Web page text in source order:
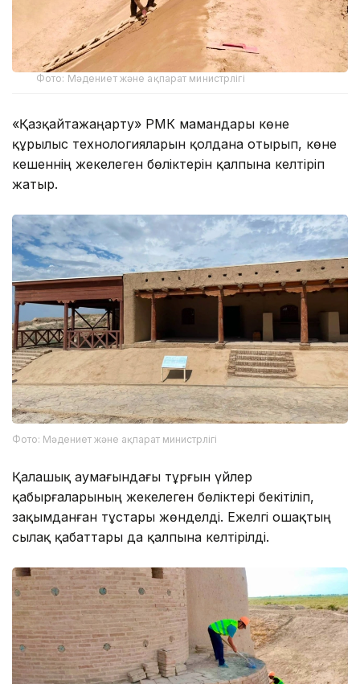
Фото: Мәдениет және ақпарат министрлігі
«Қазқайтажаңарту» РМК мамандары көне
құрылыс технологияларын қолдана отырып, көне
кешеннің жекелеген бөліктерін қалпына келтіріп
жатыр.
Фото: Мәдениет және ақпарат министрлігі
Қалашық аумағындағы тұрғын үйлер
қабырғаларының жекелеген бөліктері бекітіліп,
зақымданған тұстары жөнделді. Ежелгі ошақтың
сылақ қабаттары да қалпына келтірілді.